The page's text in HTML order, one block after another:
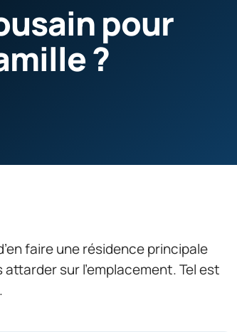
pour
?
faire une résidence principale
sur l’emplacement. Tel est